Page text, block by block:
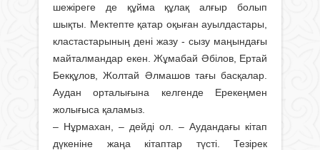
шежіреге де құйма құлақ алғыр болып
шықты. Мектепте қатар оқыған ауылдастары,
кластастарының дені жазу - сызу маңындағы
майталмандар екен. Жұмабай Әбілов, Ертай
Бекқұлов, Жолтай Әлмашов тағы басқалар.
Аудан орталығына келгенде Ерекеңмен
жолығыса қаламыз.
– Нұрмахан, – дейді ол. – Аудандағы кітап
дүкеніне жаңа кітаптар түсті. Тезірек